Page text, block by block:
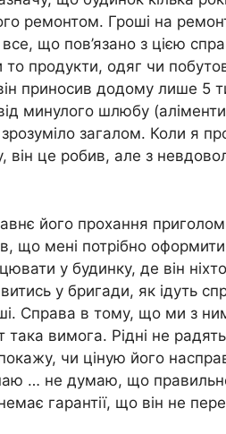
ремонтом. Гроші на
що пов’язано з цією
продукти, одяг чи
він приносив додому лише 5
минулого шлюбу
загалом. Коли я
він це робив, але з
його прохання
що мені потрібно
у будинку, де він
у бригади, як ідуть
Справа в тому, що ми з
вимога. Рідні не
чи ціную його
… не думаю, що
гарантії, що він не